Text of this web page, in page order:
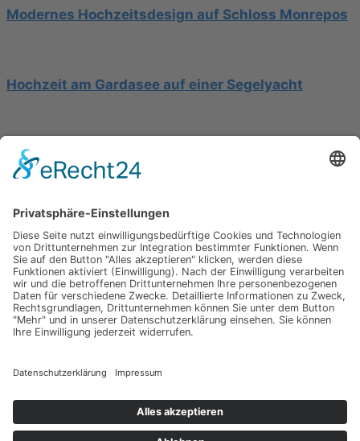
Modernes Hochzeitsdesign auf Schloss Monrepos
Hochzeit am Gardasee auf einer Segelyacht
Mediterrane Hochzeit unter Mimosen
Impressum
Werbung
About
Einsendung
AGB
Datenschutzerklärung
About